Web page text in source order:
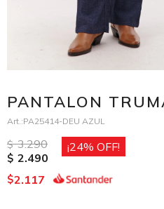
PANTALON
PA25414-DEU AZUL
$ 3.290
$ 2.490
24
$2.117